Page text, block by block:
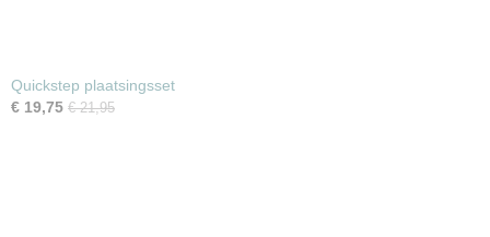
Quickstep plaatsingsset
€ 19,75 € 21,95